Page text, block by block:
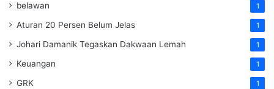
belawan 1
Aturan 20 Persen Belum Jelas 1
Johari Damanik Tegaskan Dakwaan Lemah 1
Keuangan 1
GRK 1